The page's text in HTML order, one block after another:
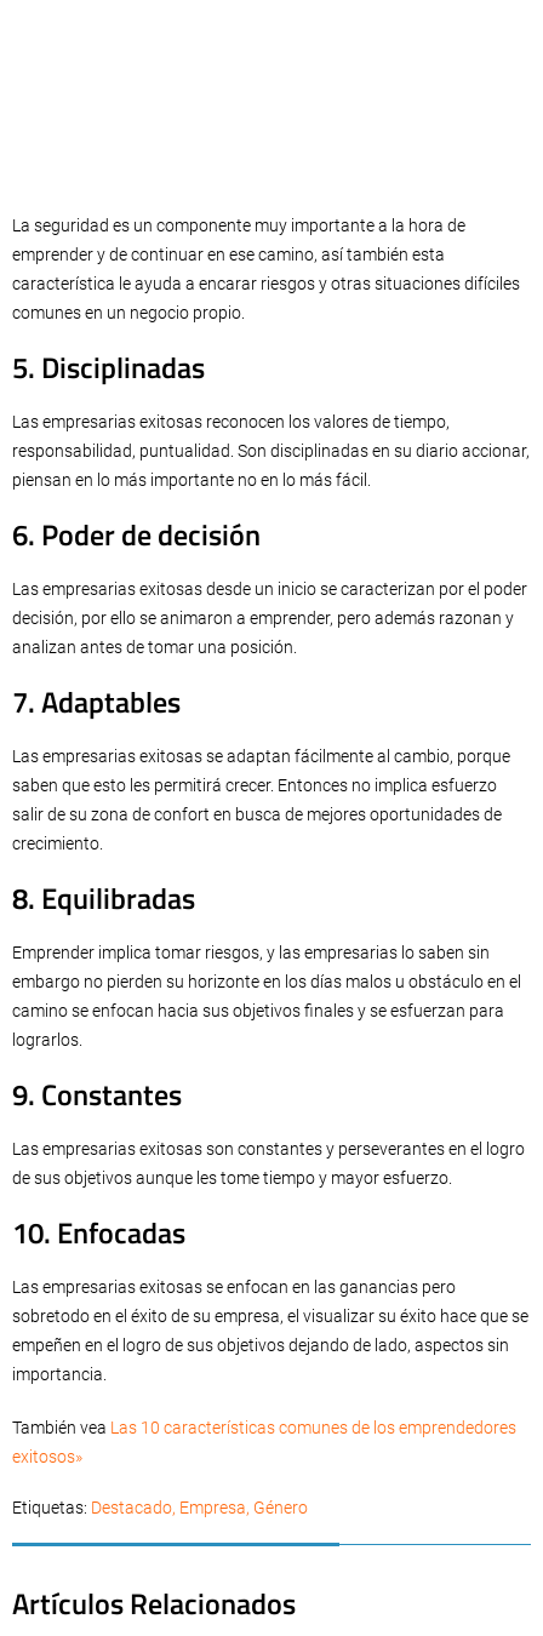
La seguridad es un componente muy importante a la hora de
emprender y de continuar en ese camino, así también esta
característica le ayuda a encarar riesgos y otras situaciones difíciles
comunes en un negocio propio.
5. Disciplinadas
Las empresarias exitosas reconocen los valores de tiempo,
responsabilidad, puntualidad. Son disciplinadas en su diario accionar,
piensan en lo más importante no en lo más fácil.
6. Poder de decisión
Las empresarias exitosas desde un inicio se caracterizan por el poder
decisión, por ello se animaron a emprender, pero además razonan y
analizan antes de tomar una posición.
7. Adaptables
Las empresarias exitosas se adaptan fácilmente al cambio, porque
saben que esto les permitirá crecer. Entonces no implica esfuerzo
salir de su zona de confort en busca de mejores oportunidades de
crecimiento.
8. Equilibradas
Emprender implica tomar riesgos, y las empresarias lo saben sin
embargo no pierden su horizonte en los días malos u obstáculo en el
camino se enfocan hacia sus objetivos finales y se esfuerzan para
lograrlos.
9. Constantes
Las empresarias exitosas son constantes y perseverantes en el logro
de sus objetivos aunque les tome tiempo y mayor esfuerzo.
10. Enfocadas
Las empresarias exitosas se enfocan en las ganancias pero
sobretodo en el éxito de su empresa, el visualizar su éxito hace que se
empeñen en el logro de sus objetivos dejando de lado, aspectos sin
importancia.
También vea Las 10 características comunes de los emprendedores
exitosos»
Etiquetas: Destacado, Empresa, Género
Artículos Relacionados